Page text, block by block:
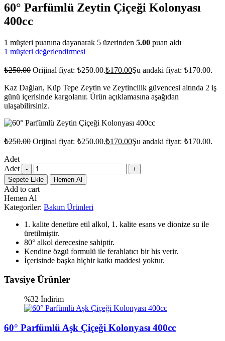
60° Parfümlü Zeytin Çiçeği Kolonyası
400cc
1 müşteri puanına dayanarak 5 üzerinden 5.00 puan aldı
1 müşteri değerlendirmesi
₺250.00 Orijinal fiyat: ₺250.00.₺170.00Şu andaki fiyat: ₺170.00.
Kaz Dağları, Küp Tepe Zeytin ve Zeytincilik güvencesi altında 2 iş
günü içerisinde kargolanır. Ürün açıklamasına aşağıdan
ulaşabilirsiniz.
₺250.00 Orijinal fiyat: ₺250.00.₺170.00Şu andaki fiyat: ₺170.00.
Adet
Adet
Sepete Ekle Hemen Al
Add to cart
Hemen Al
Kategoriler: Bakım Ürünleri
1. kalite denetüre etil alkol, 1. kalite esans ve dionize su ile
üretilmiştir.
80° alkol derecesine sahiptir.
Kendine özgü formulü ile ferahlatıcı bir his verir.
İçerisinde başka hiçbir katkı maddesi yoktur.
Tavsiye Ürünler
%32 İndirim
60° Parfümlü Aşk Çiçeği Kolonyası 400cc